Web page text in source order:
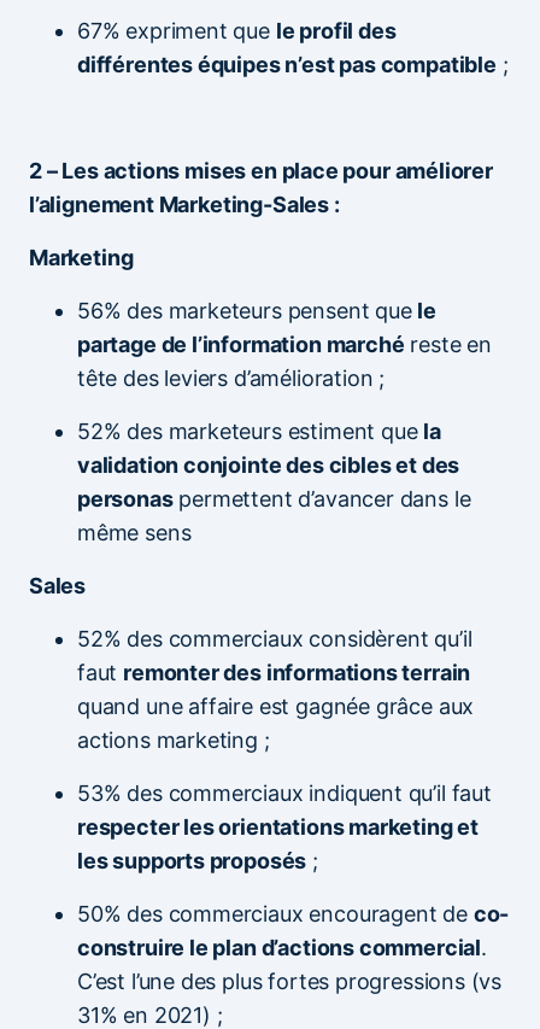
67% expriment que le profil des
différentes équipes n’est pas compatible ;
2 – Les actions mises en place pour améliorer
l’alignement Marketing-Sales :
Marketing
56% des marketeurs pensent que le
partage de l’information marché reste en
tête des leviers d’amélioration ;
52% des marketeurs estiment que la
validation conjointe des cibles et des
personaspermettent d’avancer dans le
même sens
Sales
52% des commerciaux considèrent qu’il
faut remonter des informations terrain
quand une affaire est gagnée grâce aux
actions marketing ;
53% des commerciaux indiquent qu’il faut
respecter les orientations marketing et
les supports proposés ;
50% des commerciaux encouragent de co-
construire le plan d’actions commercial.
C’est l’une des plus fortes progressions (vs
31% en 2021) ;